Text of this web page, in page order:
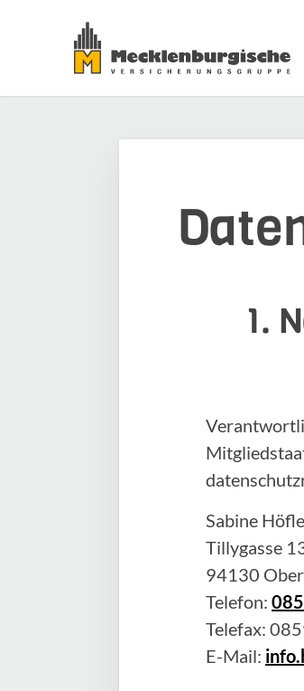
1.
Sabine
Tillygasse
94130
Telefon:
Telefax:
E-Mail: